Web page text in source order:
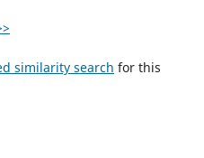
similarity search for this